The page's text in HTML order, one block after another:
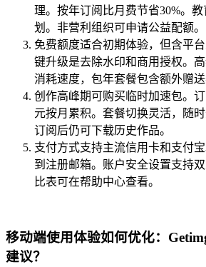
理。按年订阅比月费节省30%。
划。非营利组织可申请公益配额。
免费额度适合初期体验，但含平
键升级是去除水印和商用授权。
消耗速度，包年套餐包含额外赠送
创作高峰期可购买临时加速包。
元按月累积。套餐切换灵活，随
订阅后仍可下载历史作品。
支付方式支持主流信用卡和支付
到注册邮箱。账户安全设置支持
比表可在帮助中心查看。
移动端使用体验如何优化：
建议？